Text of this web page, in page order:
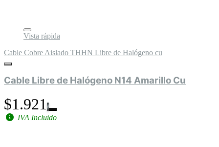
Vista rápida
Cable Cobre Aislado THHN Libre de Halógeno cu
Cable Libre de Halógeno N14 Amarillo Cu
$1.921
IVA Incluido